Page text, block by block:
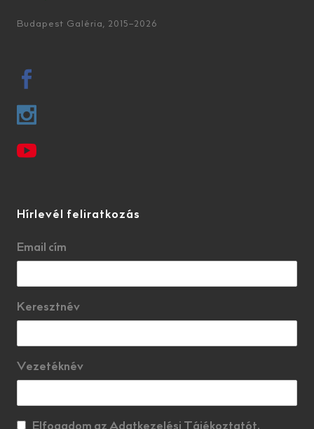
Budapest Galéria, 2015–2026
Hírlevél feliratkozás
Email cím
Keresztnév
Vezetéknév